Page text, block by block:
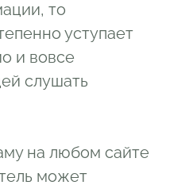
то
уступает
и вовсе
слушать
на любом сайте
может